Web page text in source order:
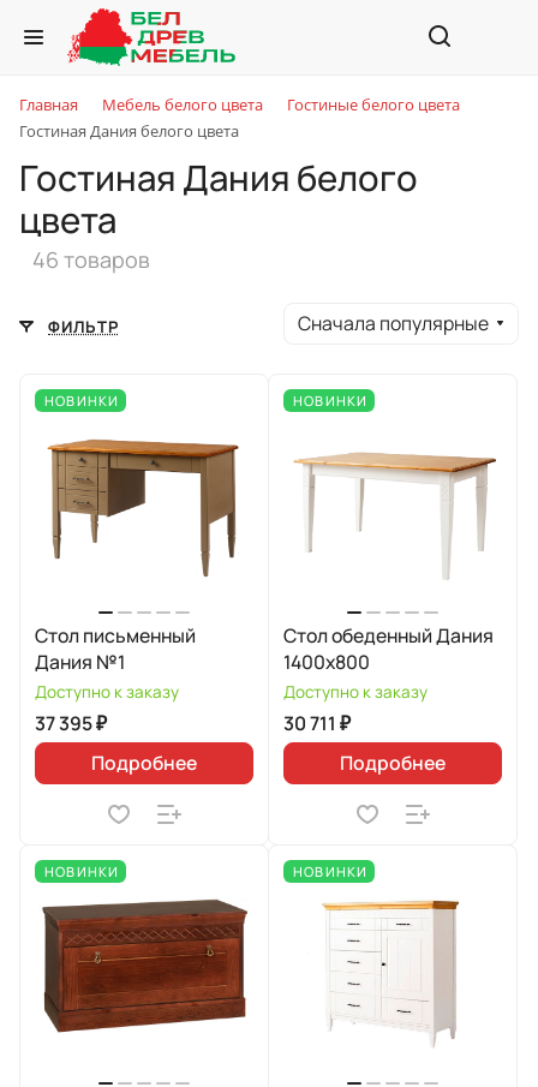
Главная Мебель белого цвета
Гостиные белого цвета
Гостиная Дания белого цвета
Гостиная Дания белого
цвета
46 товаров
ФИЛЬТР Сначала популярные
НОВИНКИ
Стол письменный
Дания №1
Доступно к заказу
37 395 ₽
Подробнее
НОВИНКИ
Стол обеденный Дания
1400х800
Доступно к заказу
30 711 ₽
Подробнее
НОВИНКИ НОВИНКИ